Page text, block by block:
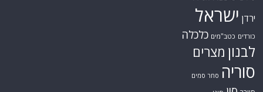
ירדן ישראל
כורדים כטב"מים כלכלה
לבנון מצרים
סוריה סחר סמים